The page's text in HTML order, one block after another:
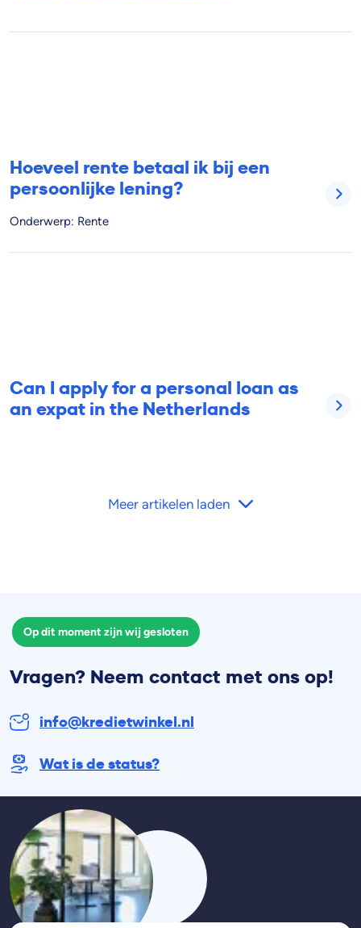
Hoeveel rente betaal ik bij een
persoonlijke lening?
Onderwerp: Rente
Can I apply for a personal loan as
an expat in the Netherlands
Meer artikelen laden
Op dit moment zijn wij gesloten
Vragen? Neem contact met ons op!
info@kredietwinkel.nl
Wat is de status?